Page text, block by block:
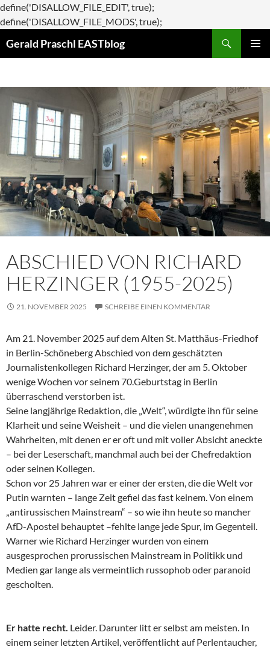
define('DISALLOW_FILE_EDIT', true);
define('DISALLOW_FILE_MODS', true);
Gerald Praschl EASTblog
ABSCHIED VON RICHARD
HERZINGER (1955-2025)
21. NOVEMBER 2025 SCHREIBE EINEN KOMMENTAR
Am 21. November 2025 auf dem Alten St. Matthäus-Friedhof
in Berlin-Schöneberg Abschied von dem geschätzten
Journalistenkollegen Richard Herzinger, der am 5. Oktober
wenige Wochen vor seinem 70.Geburtstag in Berlin
überraschend verstorben ist.
Seine langjährige Redaktion, die „Welt“, würdigte ihn für seine
Klarheit und seine Weisheit – und die vielen unangenehmen
Wahrheiten, mit denen er er oft und mit voller Absicht aneckte
– bei der Leserschaft, manchmal auch bei der Chefredaktion
oder seinen Kollegen.
Schon vor 25 Jahren war er einer der ersten, die die Welt vor
Putin warnten – lange Zeit gefiel das fast keinem. Von einem
„antirussischen Mainstream“ – so wie ihn heute so mancher
AfD-Apostel behauptet –fehlte lange jede Spur, im Gegenteil.
Warner wie Richard Herzinger wurden von einem
ausgesprochen prorussischen Mainstream in Politikk und
Medien gar lange als vermeintlich russophob oder paranoid
gescholten.
Er hatte recht. Leider. Darunter litt er selbst am meisten. In
einem seiner letzten Artikel, veröffentlicht auf Perlentaucher,